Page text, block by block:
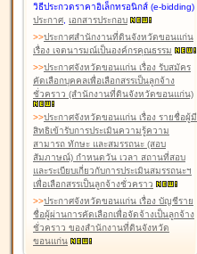
วิธีประกวดราคาอิเล็กทรอนิกส์ (e-bidding)
ประกาศ, เอกสารประกอบ
>>ประกาศสำนักงานที่ดินจังหวัดขอนแก่น
เรื่อง เจตนารมณ์เป็นองค์กรคุณธรรม
>>ประกาศจังหวัดขอนแก่น เรื่อง รับสมัคร
คัดเลือกบุคคลเพื่อเลือกสรรเป็นลูกจ้าง
ชั่วคราว (สำนักงานที่ดินจังหวัดขอนแก่น)
>>ประกาศจังหวัดขอนแก่น เรื่อง รายชื่อผู้มี
สิทธิเข้ารับการประเมินความรู้ความ
สามารถ ทักษะ และสมรรถนะ (สอบ
สัมภาษณ์) กำหนดวัน เวลา สถานที่สอบ
และระเบียบเกี่ยวกับการประเมินสมรรถนะฯ
เพื่อเลือกสรรเป็นลูกจ้างชั่วคราว
>>ประกาศจังหวัดขอนแก่น เรื่อง บัญชีราย
ชื่อผู้ผ่านการคัดเลือกเพื่อจัดจ้างเป็นลูกจ้าง
ชั่วคราว ของสำนักงานที่ดินจังหวัด
ขอนแก่น